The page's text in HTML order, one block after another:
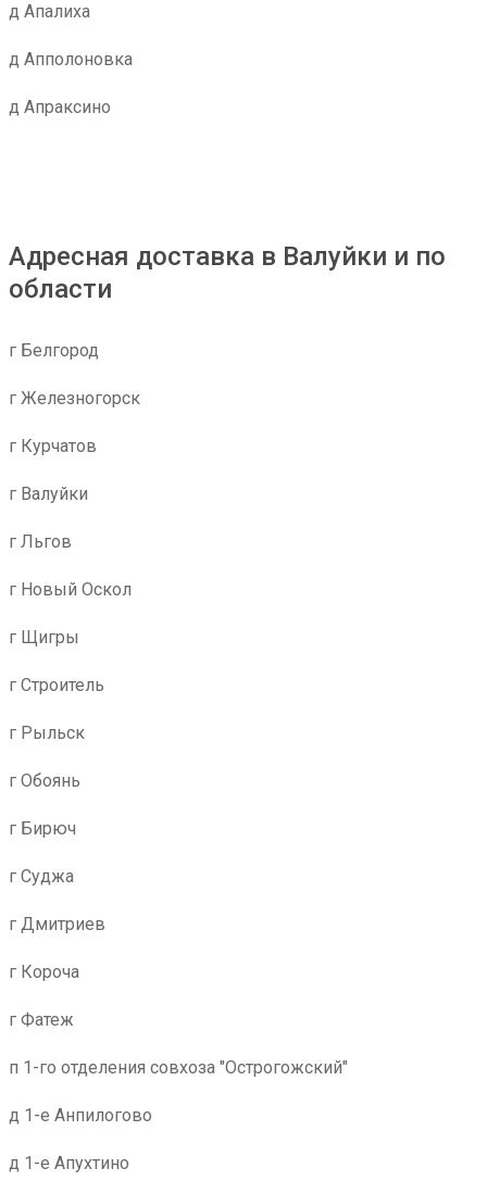
д Апалиха
д Апполоновка
д Апраксино
Адресная доставка в Валуйки и по
области
г Белгород
г Железногорск
г Курчатов
г Валуйки
г Льгов
г Новый Оскол
г Щигры
г Строитель
г Рыльск
г Обоянь
г Бирюч
г Суджа
г Дмитриев
г Короча
г Фатеж
п 1-го отделения совхоза "Острогожский"
д 1-е Анпилогово
д 1-е Апухтино